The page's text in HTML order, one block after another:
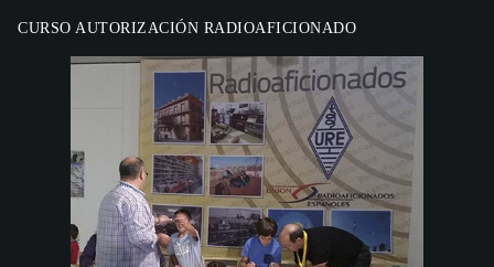
CURSO AUTORIZACIÓN RADIOAFICIONADO